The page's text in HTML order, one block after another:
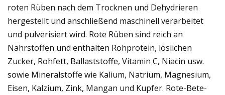
roten Rüben nach dem Trocknen und Dehydrieren
hergestellt und anschließend maschinell verarbeitet
und pulverisiert wird. Rote Rüben sind reich an
Nährstoffen und enthalten Rohprotein, löslichen
Zucker, Rohfett, Ballaststoffe, Vitamin C, Niacin usw.
sowie Mineralstoffe wie Kalium, Natrium, Magnesium,
Eisen, Kalzium, Zink, Mangan und Kupfer. Rote-Bete-